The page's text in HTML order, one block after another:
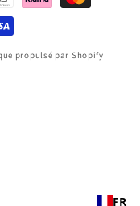
propulsé par Shopify
FR